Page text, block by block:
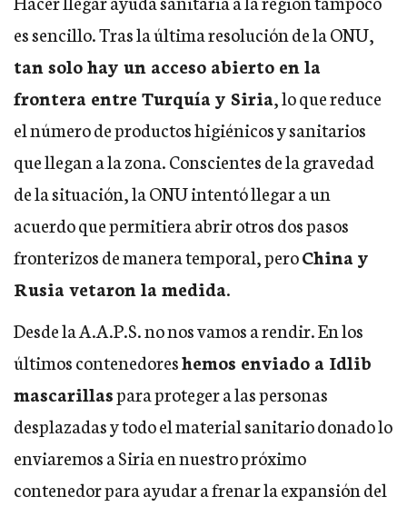
es sencillo. Tras la última resolución de la ONU,
tan solo hay un acceso abierto en la
frontera entre Turquía y Siria, lo que reduce
el número de productos higiénicos y sanitarios
que llegan a la zona. Conscientes de la gravedad
de la situación, la ONU intentó llegar a un
acuerdo que permitiera abrir otros dos pasos
fronterizos de manera temporal, peroChina y
Rusia vetaron la medida.
Desde la A.A.P.S. no nos vamos a rendir. En los
últimos contenedoreshemos enviado a Idlib
mascarillaspara proteger a las personas
desplazadas y todo el material sanitario donado lo
enviaremos a Siria en nuestro próximo
contenedor para ayudar a frenar la expansión del